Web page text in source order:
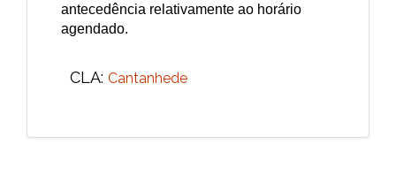
antecedência relativamente ao horário
agendado.
CLA: Cantanhede